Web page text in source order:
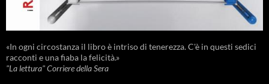
«In ogni circostanza il libro è intriso di tenerezza. C'è in questi sedici
racconti e una fiaba la felicità.»
"La lettura" Corriere della Sera